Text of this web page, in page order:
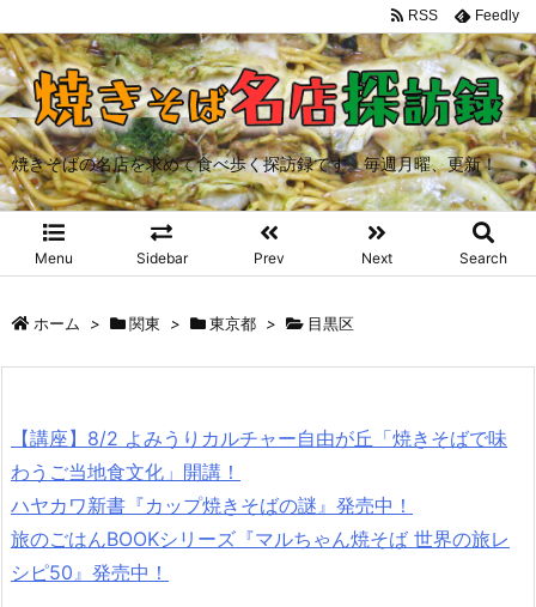
焼きそばの名店を求めて食べ歩く探訪録です。毎週月曜、更新！
Menu Sidebar Prev Next Search
RSS Feedly
ホーム > 関東 > 東京都 > 目黒区
【講座】8/2 よみうりカルチャー自由が丘「焼きそばで味
わうご当地食文化」開講！
ハヤカワ新書『カップ焼きそばの謎』発売中！
旅のごはんBOOKシリーズ『マルちゃん焼そば 世界の旅レ
シピ50』発売中！